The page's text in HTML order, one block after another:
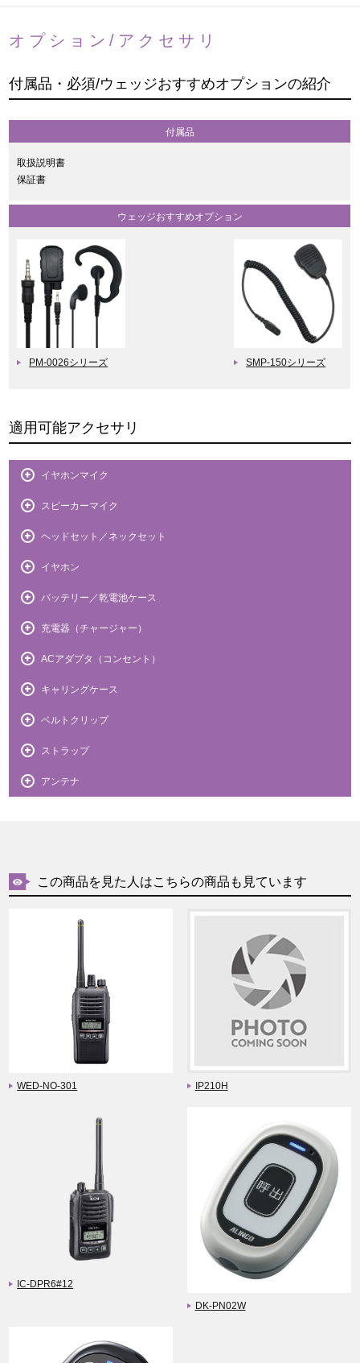
オプション/アクセサリ
付属品・必須/ウェッジおすすめオプションの紹介
付属品
取扱説明書
保証書
ウェッジおすすめオプション
PM-0026シリーズ SMP-150シリーズ
適用可能アクセサリ
イヤホンマイク
スピーカーマイク
ヘッドセット／ネックセット
イヤホン
バッテリー／乾電池ケース
充電器（チャージャー）
ACアダプタ（コンセント）
キャリングケース
ベルトクリップ
ストラップ
アンテナ
この商品を見た人はこちらの商品も見ています
WED-NO-301 IP210H
IC-DPR6#12
DK-PN02W